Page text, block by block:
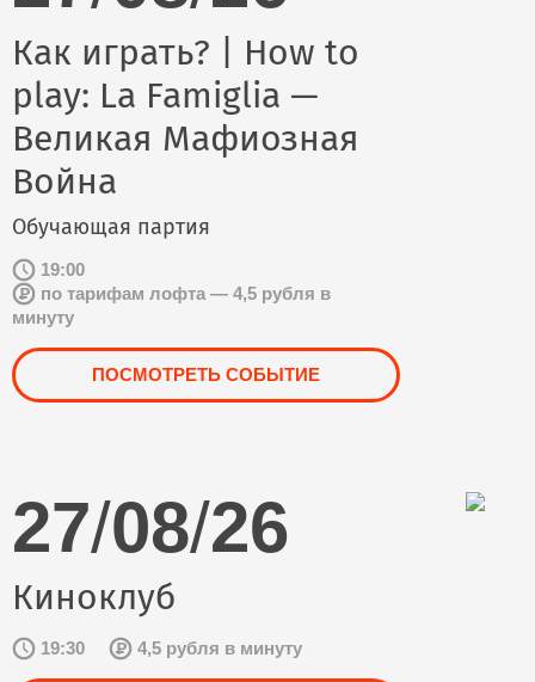
Как играть? | How to
play: La Famiglia —
Великая Мафиозная
Война
Обучающая партия
19:00
по тарифам лофта — 4,5 рубля в
минуту
ПОСМОТРЕТЬ СОБЫТИЕ
27/08/26
Киноклуб
19:30 4,5 рубля в минуту